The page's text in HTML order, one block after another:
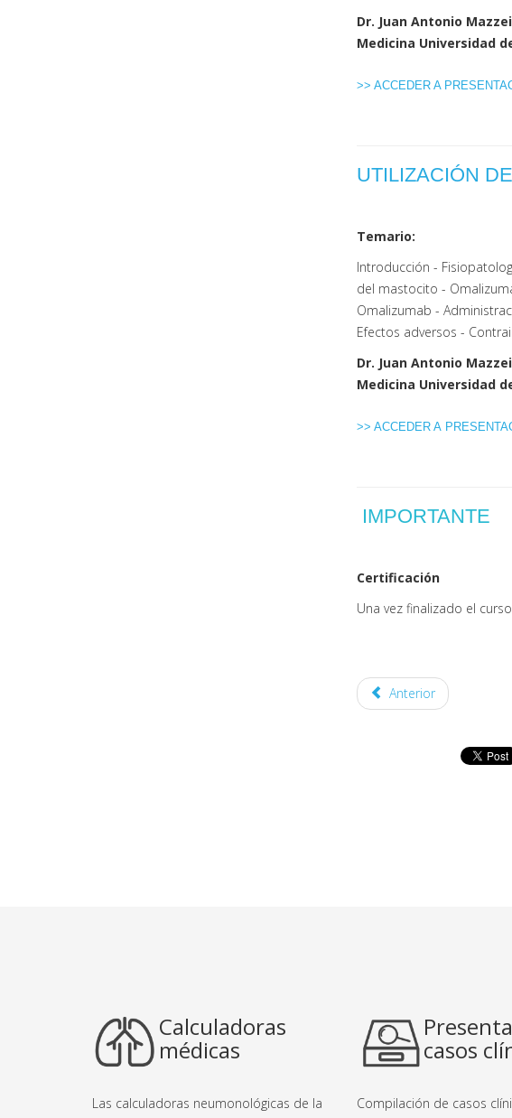
Dr. Juan Antonio
Medicina Universidad
>> ACCEDER A
UTILIZACIÓN
Temario:
Introducción -
del mastocito -
Omalizumab -
Efectos adversos -
Dr. Juan Antonio
Medicina Universidad
>> ACCEDER A
IMPORTANTE
Certificación
Una vez finalizado el
Anterior
Calculadoras
médicas
Las calculadoras neumonológicas de la
casos
Compilación de casos